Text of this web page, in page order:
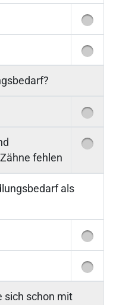
fehlen
als
sich schon mit